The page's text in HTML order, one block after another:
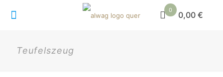
0 0,00 €
Teufelszeug